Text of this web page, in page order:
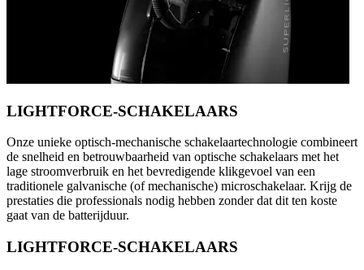
LIGHTFORCE-SCHAKELAARS
Onze unieke optisch-mechanische schakelaartechnologie combineert
de snelheid en betrouwbaarheid van optische schakelaars met het
lage stroomverbruik en het bevredigende klikgevoel van een
traditionele galvanische (of mechanische) microschakelaar. Krijg de
prestaties die professionals nodig hebben zonder dat dit ten koste
gaat van de batterijduur.
LIGHTFORCE-SCHAKELAARS